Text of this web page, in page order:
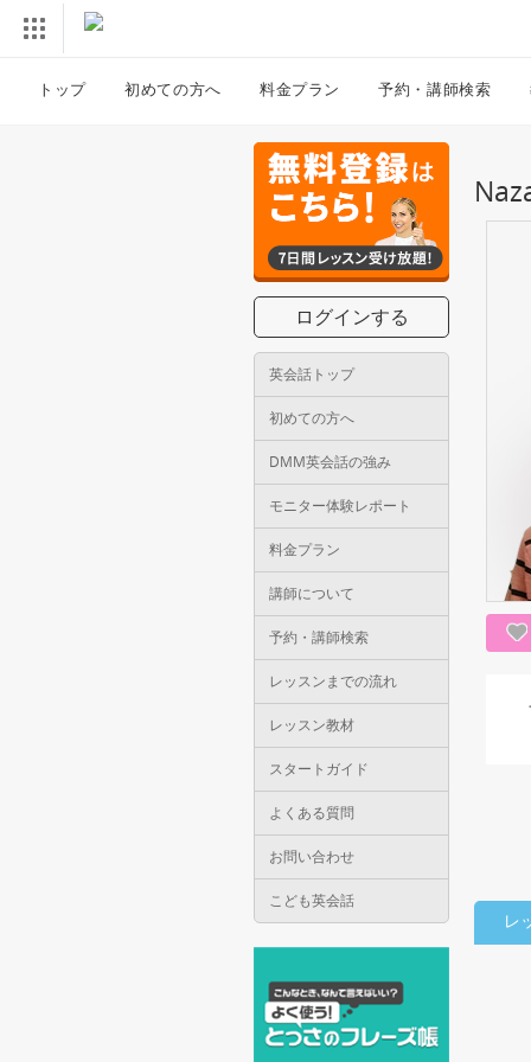
トップ 初めての方へ 料金プラン 予約・講師検索
ログインする
英会話トップ
初めての方へ
DMM英会話の強み
モニター体験レポート
料金プラン
講師について
予約・講師検索
レッスンまでの流れ
レッスン教材
スタートガイド
よくある質問
お問い合わせ
こども英会話
レ